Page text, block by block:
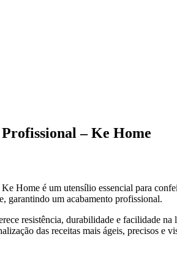
– Ke Home
Home é um utensílio essencial para
garantindo um acabamento profissional.
resistência, durabilidade e facilidade
das receitas mais ágeis, precisos e